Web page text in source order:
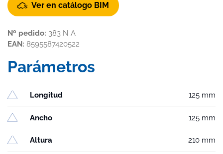
Ver en catálogo BIM
Nº pedido: 383 N A
EAN: 8595587420522
Parámetros
Longitud 125 mm
Ancho 125 mm
Altura 210 mm